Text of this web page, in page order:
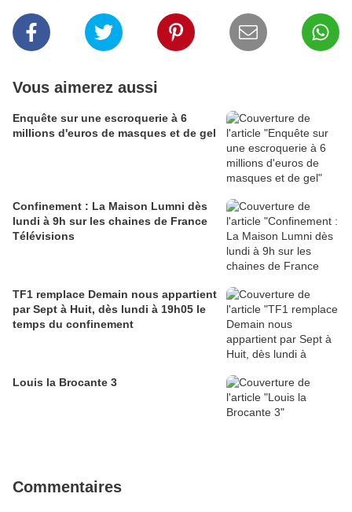
Vous aimerez aussi
Enquête sur une escroquerie à 6
millions d'euros de masques et de gel
Confinement : La Maison Lumni dès
lundi à 9h sur les chaines de France
Télévisions
TF1 remplace Demain nous appartient
par Sept à Huit, dès lundi à 19h05 le
temps du confinement
Louis la Brocante 3
Commentaires